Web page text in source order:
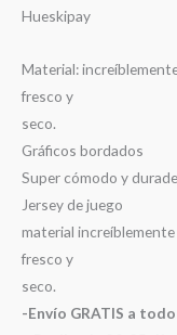
Hueskipay
Material:
fresco y
seco.
Gráficos bordados
Super cómodo y
Jersey de juego
material
fresco y
seco.
-Envío GRATIS a